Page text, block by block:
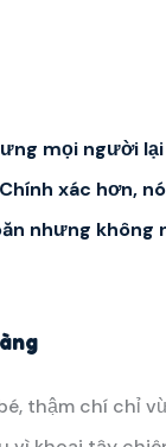
mọi người
xác hơn,
nhưng
thậm chí chỉ